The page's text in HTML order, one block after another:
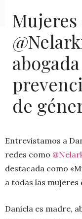
Mujeres
de
Entrevistamos a
redes como
destacada como
a todas las mujeres
Daniela es madre,